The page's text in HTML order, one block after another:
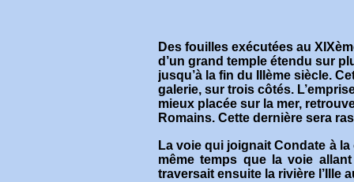
Des fouilles exécutées au
d’un grand temple étendu sur
jusqu’à la fin du IIIème siècle.
galerie, sur trois côtés.
mieux placée sur la mer,
Romains. Cette dernière sera
La voie qui joignait Condate à
même temps que la voie
traversait ensuite la rivière l’Ille